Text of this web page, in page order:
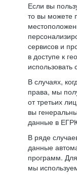
Если вы
то вы можете
сервисов и
в доступе к
использовать
В случаях,
права, мы
от третьих
вы
данные в
В ряде
данные
программ.
мы